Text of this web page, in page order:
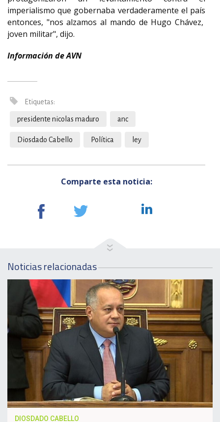
imperialismo que gobernaba verdaderamente el país
entonces, "nos alzamos al mando de Hugo Chávez,
joven militar", dijo.
Información de AVN
Etiquetas:
presidente nicolas maduro anc
Diosdado Cabello Política ley
Comparte esta noticia:
Noticias relacionadas
DIOSDADO CABELLO